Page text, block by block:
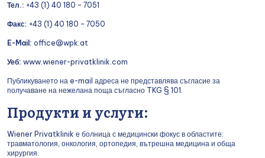
Тел.: +43 (1) 40 180 – 7051
Факс: +43 (1) 40 180 – 7050
E-Mail: office@wpk.at
Уеб: www.wiener-privatklinik.com
Публикуването на e-mail адреса не представлява съгласие за
получаване на нежелана поща съгласно TKG § 101.
Продукти и услуги:
Wiener Privatklinik е болница с медицински фокус в областите:
травматология, онкология, ортопедия, вътрешна медицина и обща
хирургия.